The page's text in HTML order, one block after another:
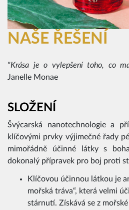
NAŠE ŘEŠENÍ
"Krása je o vylepšení toho, co
Janelle Monae
SLOŽENÍ
Švýcarská nanotechnologie a
klíčovými prvky výjimečné řady
mimořádně účinné látky s
dokonalý přípravek pro boj proti
Klíčovou účinnou látkou je
mořská tráva“, která velmi
stárnutí. Získává se z